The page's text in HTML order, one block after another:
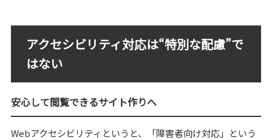
アクセシビリティ対応は“特別な配慮”で
はない
安心して閲覧できるサイト作りへ
Webアクセシビリティというと、「障害者向け対応」という